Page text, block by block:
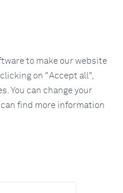
to make our website
on "Accept all",
You can change your
find more information